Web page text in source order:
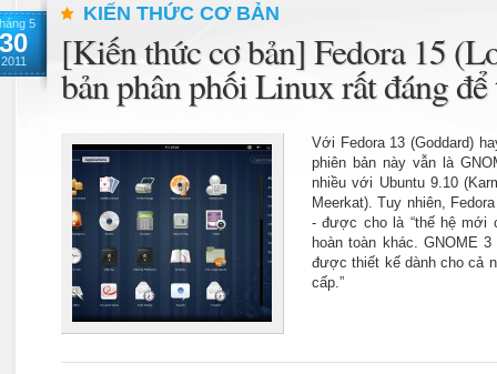
5
30
2011
KIẾN THỨC CƠ BẢN
[Kiến thức cơ bản] Fedora 15
bản phân phối Linux rất đáng để
Với Fedora 13 (Goddard)
phiên bản này vẫn là
nhiều với Ubuntu 9.10
Meerkat). Tuy nhiên,
- được cho là “thế hệ mới
hoàn toàn khác. GNOME
được thiết kế dành cho cả
cấp.”